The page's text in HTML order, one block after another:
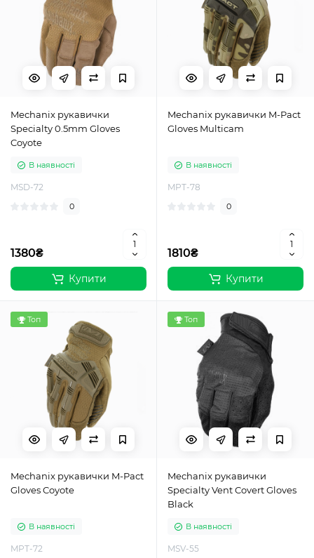
Mechanix рукавички
Specialty 0.5mm Gloves
Coyote
В наявності
MSD-72
0
1380₴
Купити
Mechanix рукавички M-Pact
Gloves Multicam
В наявності
MPT-78
0
1810₴
Купити
Топ
Mechanix рукавички M-Pact
Gloves Coyote
В наявності
MPT-72
Топ
Mechanix рукавички
Specialty Vent Covert Gloves
Black
В наявності
MSV-55